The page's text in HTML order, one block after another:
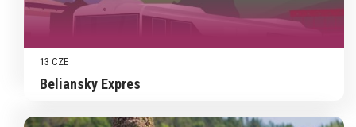
13 CZE
Beliansky Expres